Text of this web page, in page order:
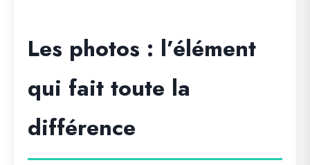
Les photos : l’élément
qui fait toute la
différence